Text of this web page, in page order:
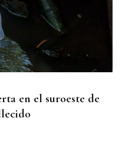
en el suroeste de